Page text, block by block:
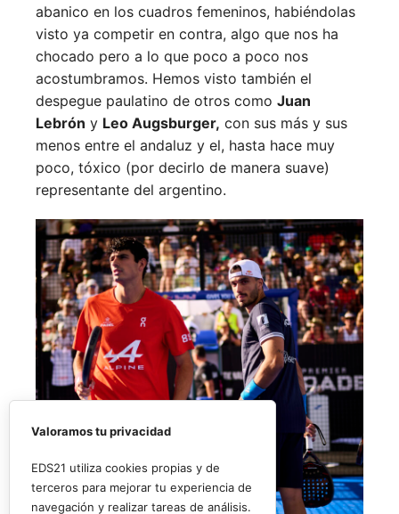
abanico en los cuadros femeninos, habiéndolas
visto ya competir en contra, algo que nos ha
chocado pero a lo que poco a poco nos
acostumbramos. Hemos visto también el
despegue paulatino de otros como Juan
Lebrón y Leo Augsburger, con sus más y sus
menos entre el andaluz y el, hasta hace muy
poco, tóxico (por decirlo de manera suave)
representante del argentino.
Valoramos tu privacidad
EDS21 utiliza cookies propias y de
terceros para mejorar tu experiencia de
navegación y realizar tareas de análisis.